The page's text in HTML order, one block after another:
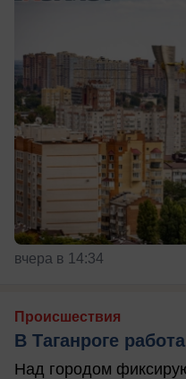
вчера в 14:34
Происшествия
В Таганроге
Над городом